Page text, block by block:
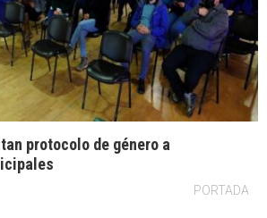
protocolo de género a
PORTADA